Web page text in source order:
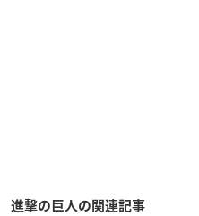
進撃の巨人の関連記事